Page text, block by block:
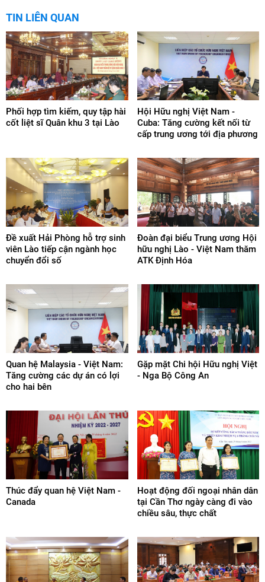
TIN LIÊN QUAN
Phối hợp tìm kiếm, quy tập hài
cốt liệt sĩ Quân khu 3 tại Lào
Hội Hữu nghị Việt Nam -
Cuba: Tăng cường kết nối từ
cấp trung ương tới địa phương
Đề xuất Hải Phòng hỗ trợ sinh
viên Lào tiếp cận ngành học
chuyển đổi số
Đoàn đại biểu Trung ương Hội
hữu nghị Lào - Việt Nam thăm
ATK Định Hóa
Quan hệ Malaysia - Việt Nam:
Tăng cường các dự án có lợi
cho hai bên
Gặp mặt Chi hội Hữu nghị Việt
- Nga Bộ Công An
Thúc đẩy quan hệ Việt Nam -
Canada
Hoạt động đối ngoại nhân dân
tại Cần Thơ ngày càng đi vào
chiều sâu, thực chất